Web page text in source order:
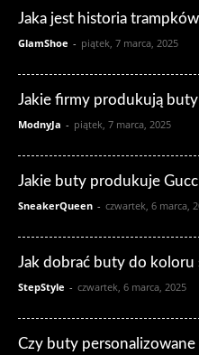
Jaka jest historia
GlamShoe - piątek, 7 marca, 2025
Jakie firmy produkują buty
ModnyJa - piątek, 7 marca, 2025
Jakie buty produkuje
SneakerQueen - czwartek, 6 marca,
Jak dobrać buty do koloru
StepStyle - czwartek, 6 marca, 2025
Czy buty personalizowane